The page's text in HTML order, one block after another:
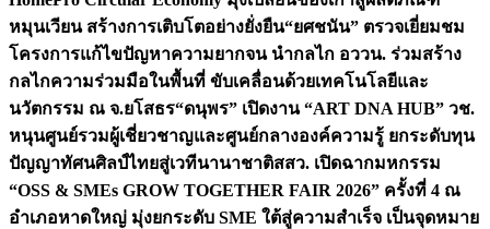
หมุนเวียน สร้างการเติบโตอย่างยั่งยืน“ยศชนัน” ตรวจเยี่ยมชม
โครงการแก้ไขปัญหาความยากจน นำกลไก อววน. ร่วมสร้าง
กลไกความร่วมมือในพื้นที่ ขับเคลื่อนด้วยเทคโนโลยีและ
นวัตกรรม ณ จ.ยโสธร“ดนุพร” เปิดงาน “ART DNA HUB” วช.
หนุนศูนย์รวมผู้เชี่ยวชาญและศูนย์กลางองค์ความรู้ ยกระดับทุน
ปัญญาทัศนศิลป์ไทยสู่เวทีนานาชาติสสว. เปิดฉากมหกรรม
“OSS & SMEs GROW TOGETHER FAIR 2026” ครั้งที่ 4 ณ
อำเภอหาดใหญ่ มุ่งยกระดับ SME ใต้สู่ความสำเร็จ เป็นจุดหมาย